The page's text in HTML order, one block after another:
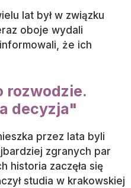
lat był w związku
oboje wydali
że ich
rozwodzie.
decyzja"
przez lata byli
zgranych par
historia zaczęła się
studia w krakowskiej